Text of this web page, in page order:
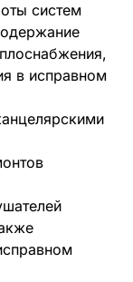
систем
в исправном